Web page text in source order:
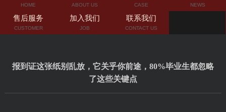
HOME ABOUT US CASE NEWS
售后服务
CUSTOMER
加入我们
JOB
联系我们
CONTACT US
报到证这张纸别乱放，它关乎你前途，80%毕业生都忽略
了这些关键点